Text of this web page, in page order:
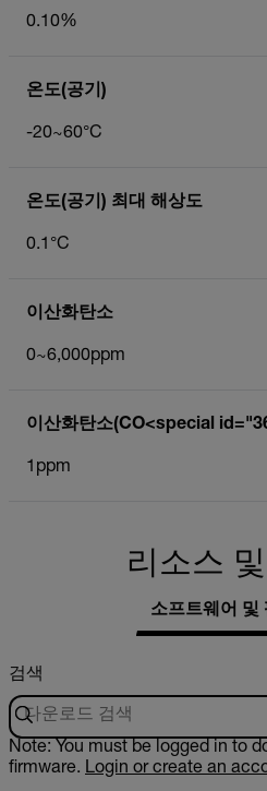
0.10%
온도(공기)
-20~60°C
온도(공기) 최대 해상도
0.1°C
이산화탄소
0~6,000ppm
이산화탄소(CO<special
1ppm
리소스
소프트웨어 및
검색
Note: You must be logged in to
firmware. Login or create an